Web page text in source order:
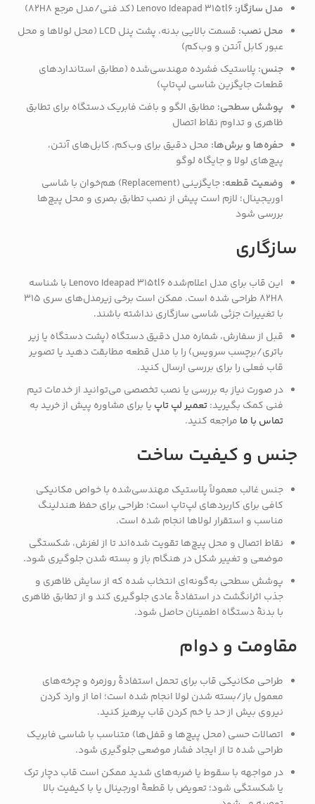
مدل سازگار:
محل نصب:
قسمت بالایی بدنه، پشت پنل LCD (محل لولاها و محل
عبور کابل آنتن و وب‌کم)
جنس: پلاستیک فشرده مهندسی‌شده (مطابق استانداردهای
قطعات جایگزین شاسی لپ‌تاپ)
پوشش سطحی: مطابق الگو و بافت فابریک دستگاه برای تطابق
ظاهری و تداوم نقاط اتصال
حفره‌ها و برش‌ها: محل دقیق برای وب‌کم، کابل‌های آنتن،
پیچ‌های لولا و جایگاه لوگو
وضعیت قطعه:
جایگزینی (Replacement) هم‌خوان با شاسی
اوریجینال؛ لازم است پیش از نصب تطابق بصری و محل پیچ‌ها
بررسی شود
سازگاری
این قاب برای مدل اعلام‌شده Lenovo Ideapad 315tl6 با شناسه
82H8 طراحی شده است. ممکن است برخی زیرمدل‌های سری 315
با تغییرات جزئی شاسی سازگاری نداشته باشند.
قبل از سفارش، شماره مدل دقیق دستگاه (پشت دستگاه یا زیر
باتری/برچسب سرویس) را با مدل قطعه مطابقت دهید یا تصویر
قاب فعلی را برای بررسی ارسال کنید.
در صورت نیاز به بررسی یا نصب تخصصی می‌توانید از خدمات تیم
فنی کمک بگیرید:تعمیر لپ تاپ یا برای مشاوره پیش از خرید به
تماس با ما مراجعه کنید.
جنس و کیفیت ساخت
جنس غالب معمولاً پلاستیک مهندسی‌شده با خواص مکانیکی
کافی برای کاربردهای لپ‌تاپ است؛ طراحی برای حفظ هندلینگ
مناسب و استقرار لولاها انجام شده است.
نقاط اتصال و محل پیچ‌ها تقویت شده‌اند تا از لغزش، شکستگی
موضعی و تغییر شکل در هنگام باز و بسته شدن جلوگیری شود.
پوشش سطحی به‌گونه‌ای انتخاب شده که از سایش ظاهری و
جذب اثرانگشت در استفادهٔ عادی جلوگیری کند و از تطابق ظاهری
با بدنهٔ دستگاه اطمینان حاصل شود.
مقاومت و دوام
طراحی مکانیکی قاب برای تحمل استفادهٔ روزمره و چرخه‌های
معمول باز/بسته شدن لولا انجام شده است؛ اما از وارد کردن
نیروی بیش از حد یا خم کردن قاب پرهیز کنید.
اتصالات حسی (محل پیچ‌ها و قفل‌ها) متناسب با شاسی فابریک
طراحی شده تا از ایجاد فشار موضعی جلوگیری شود.
در مواجهه با سقوط یا ضربه‌های شدید ممکن است قاب دچار ترک
یا شکستگی شود؛ تعویض با قطعهٔ اورجینال یا با کیفیت بالا